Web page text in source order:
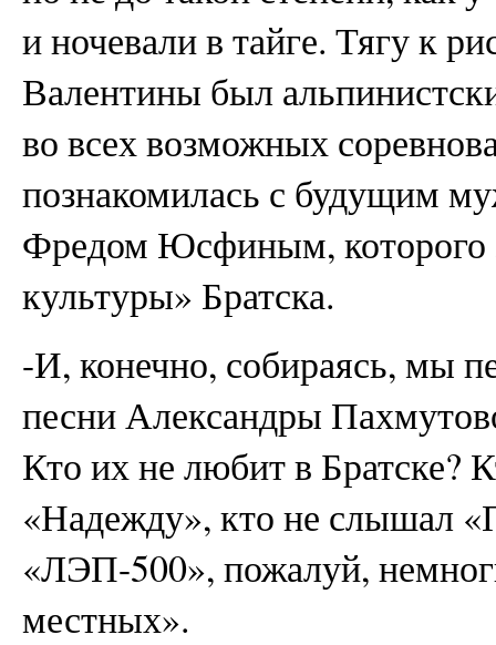
и ночевали в тайге. Тягу к
Валентины был
во всех возможных
познакомилась с будущим
Фредом Юсфиным, которого
культуры» Братска.
-И, конечно, собираясь, мы
песни Александры
Кто их не любит в Братске?
«Надежду», кто не слышал
«ЛЭП-500», пожалуй,
местных».